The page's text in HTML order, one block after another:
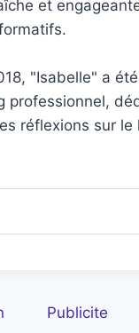
et
"Isabelle" a
professionnel,
réflexions sur
Publicite